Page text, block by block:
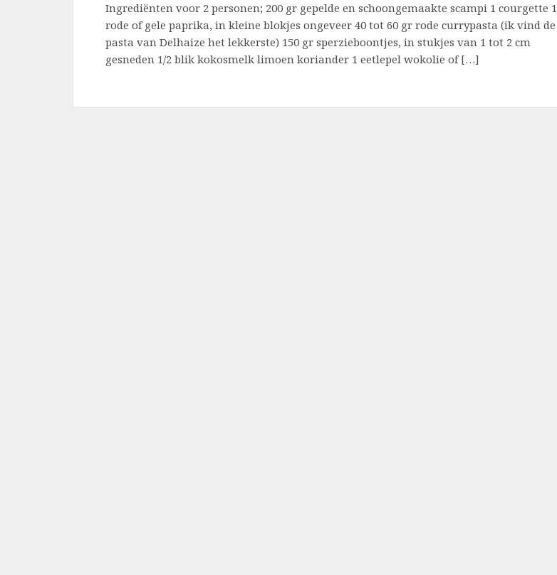
Ingrediënten voor 2 personen; 200 gr gepelde en schoongemaakte scampi 1 courgette 1
rode of gele paprika, in kleine blokjes ongeveer 40 tot 60 gr rode currypasta (ik vind de
pasta van Delhaize het lekkerste) 150 gr sperzieboontjes, in stukjes van 1 tot 2 cm
gesneden 1/2 blik kokosmelk limoen koriander 1 eetlepel wokolie of […]